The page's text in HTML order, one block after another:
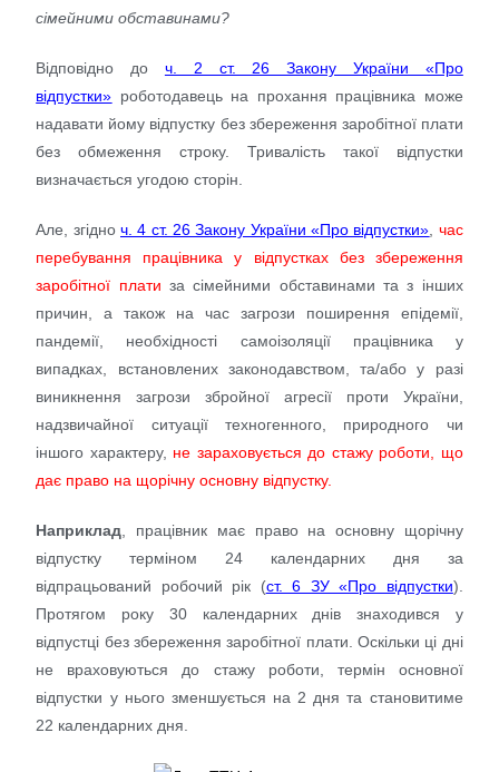
сімейними обставинами?
Відповідно до ч. 2 ст. 26 Закону України «Про
відпустки» роботодавець на прохання працівника може
надавати йому відпустку без збереження заробітної плати
без обмеження строку. Тривалість такої відпустки
визначається угодою сторін.
Але, згідноч. 4 ст. 26 Закону України «Про відпустки» час
перебування працівника у відпустках без збереження
заробітної плати за сімейними обставинами та з інших
причин, а також на час загрози поширення епідемії,
пандемії, необхідності самоізоляції працівника у
випадках, встановлених законодавством, та/або у разі
виникнення загрози збройної агресії проти України,
надзвичайної ситуації техногенного, природного чи
іншого характеру, не зараховується до стажу роботи, що
дає право на щорічну основну відпустку.
Наприклад , працівник має право на основну щорічну
відпустку терміном 24 календарних дня за
відпрацьований робочий рік (ст. 6 ЗУ «Про відпустки).
Протягом року 30 календарних днів знаходився у
відпустці без збереження заробітної плати. Оскільки ці дні
не враховуються до стажу роботи, термін основної
відпустки у нього зменшується на 2 дня та становитиме
22 календарних дня.